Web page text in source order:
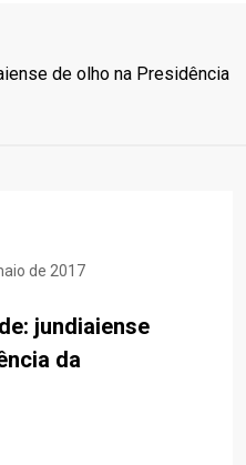
de olho na Presidência
de 2017
jundiaiense
da